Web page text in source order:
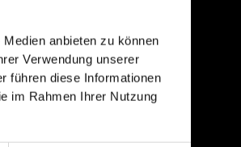
anbieten zu können
Verwendung unserer
führen diese Informationen
im Rahmen Ihrer Nutzung